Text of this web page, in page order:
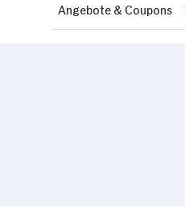
Angebote & Coupons